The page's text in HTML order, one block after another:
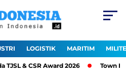
LOGISTIK MARITIM
& CSR Award 2026 Town